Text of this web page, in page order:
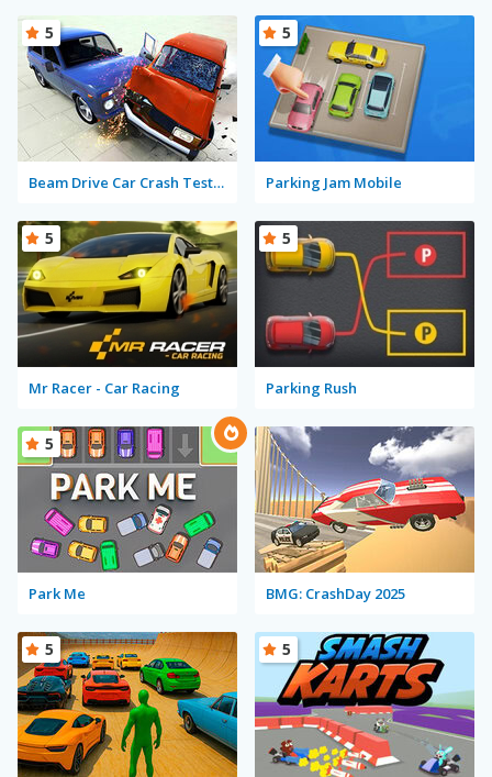
Beam Drive Car Crash Test Simulator
5
Parking Jam Mobile
5
Mr Racer - Car Racing
5
Parking Rush
5
Park Me
5
BMG: CrashDay 2025
5 5